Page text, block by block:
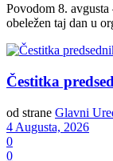
Povodom 8.
obeležen taj dan u
Čestitka
od strane Glavni
4 Augusta, 2026
0
0